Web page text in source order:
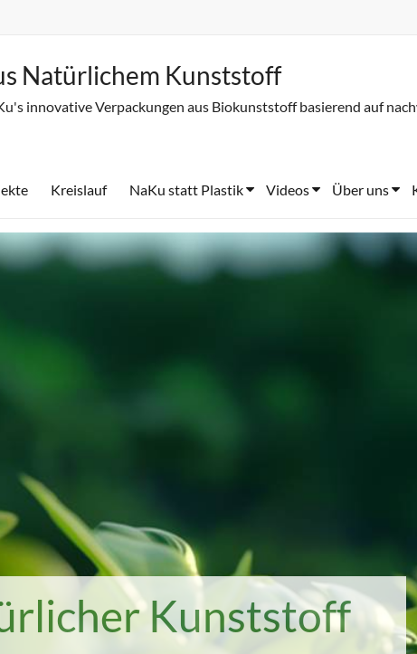
Natürlichem Kunststoff
innovative Verpackungen aus Biokunststoff basierend auf
Kreislauf NaKu statt Plastik Videos Über uns
Kunststoff